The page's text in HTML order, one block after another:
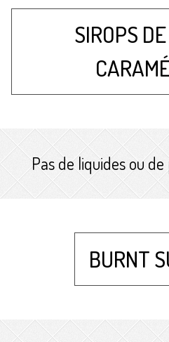
SIROPS
Pas de liquides ou
BURNT